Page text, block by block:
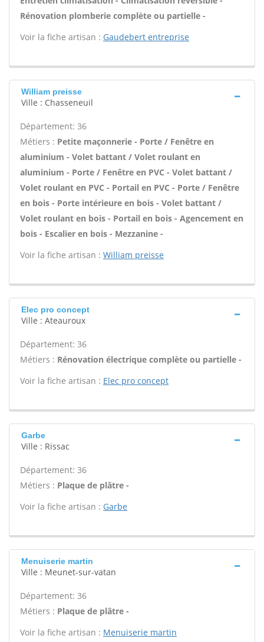
Rénovation plomberie complète ou partielle -
Voir la fiche artisan : Gaudebert entreprise
William preisse
Ville : Chasseneuil
Département: 36
Métiers : Petite maçonnerie - Porte / Fenêtre en
aluminium - Volet battant / Volet roulant en
aluminium - Porte / Fenêtre en PVC - Volet battant /
Volet roulant en PVC - Portail en PVC - Porte / Fenêtre
en bois - Porte intérieure en bois - Volet battant /
Volet roulant en bois - Portail en bois - Agencement en
bois - Escalier en bois - Mezzanine -
Voir la fiche artisan : William preisse
Elec pro concept
Ville : Ateauroux
Département: 36
Métiers : Rénovation électrique complète ou partielle -
Voir la fiche artisan : Elec pro concept
Garbe
Ville : Rissac
Département: 36
Métiers : Plaque de plâtre -
Voir la fiche artisan : Garbe
Menuiserie martin
Ville : Meunet-sur-vatan
Département: 36
Métiers : Plaque de plâtre -
Voir la fiche artisan : Menuiserie martin